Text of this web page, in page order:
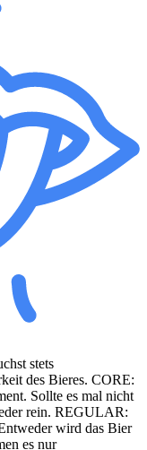
stets
des Bieres. CORE:
Sollte es mal nicht
rein. REGULAR:
wird das Bier
es nur